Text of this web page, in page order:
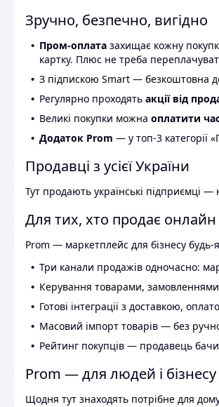
Зручно, безпечно, вигідно
Пром-оплата захищає кожну
картку. Плюс не треба
З підпискою Smart — безкоштовна
Регулярно проходять акції від
Великі покупки можна оплатити
Додаток Prom — у топ-3 категорії
Продавці з усієї України
Тут продають українські підприємці —
Для тих, хто продає онлайн
Prom — маркетплейс для бізнесу будь-
Три канали продажів одночасно:
Керування товарами, замовленнями
Готові інтеграції з доставкою,
Масовий імпорт товарів — без
Рейтинг покупців — продавець
Prom — для людей і бізнесу
Щодня тут знаходять потрібне для